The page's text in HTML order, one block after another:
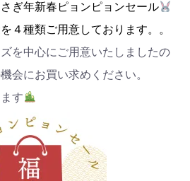
ぎ年新春ピョンピョンセール
４種類ご用意しております。
。
を中心にご用意いたしましたの
会にお買い求めください。
す